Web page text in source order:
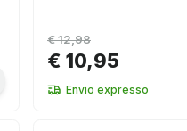
€ 10,95
€ 12,98
Envio expresso